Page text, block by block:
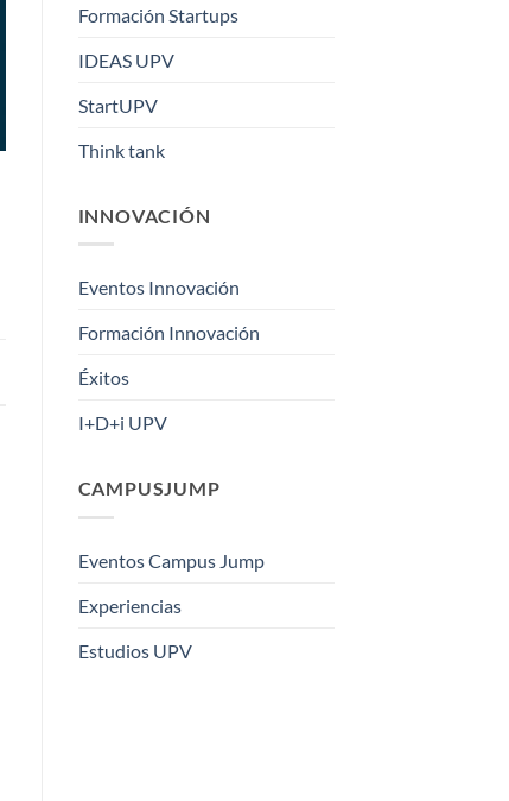
Formación Startups
IDEAS UPV
StartUPV
Think tank
INNOVACIÓN
Eventos Innovación
Formación Innovación
Éxitos
I+D+i UPV
CAMPUSJUMP
Eventos Campus Jump
Experiencias
Estudios UPV